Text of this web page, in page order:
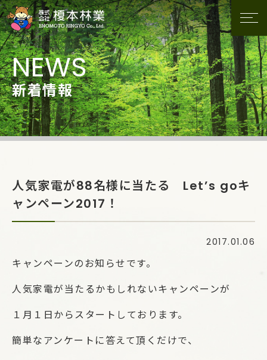
新着情報
人気家電が88名様に当たる Let’s goキ
ャンペーン2017！
2017.01.06
キャンペーンのお知らせです。
人気家電が当たるかもしれないキャンペーンが
１月１日からスタートしております。
簡単なアンケートに答えて頂くだけで、